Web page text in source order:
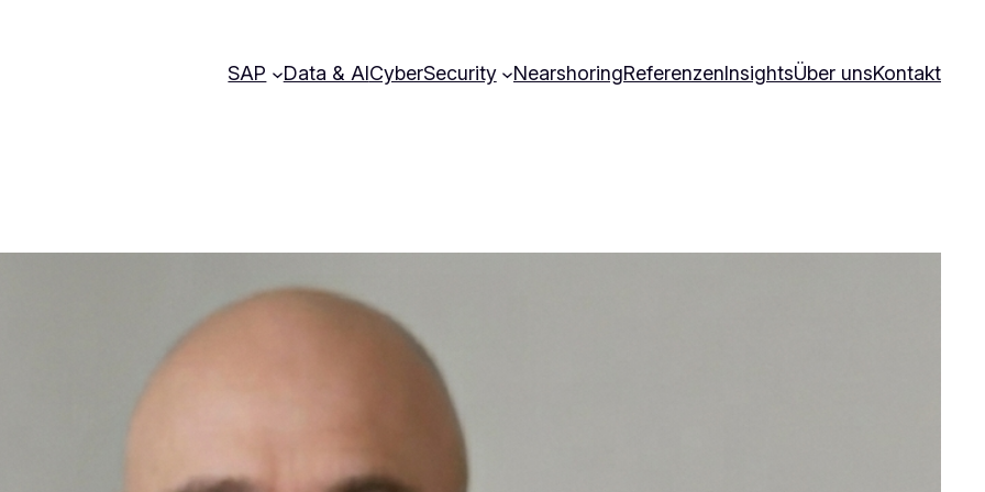
SAP Data & AICyberSecurity NearshoringReferenzenInsightsÜber unsKontakt